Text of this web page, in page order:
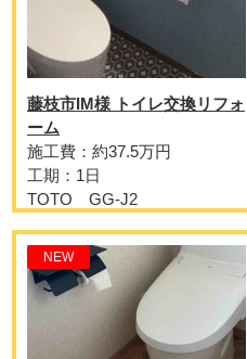
藤枝市IM様 トイレ交換リフォ
ーム
施工費：約37.5万円
工期：1日
TOTO GG-J2
NEW